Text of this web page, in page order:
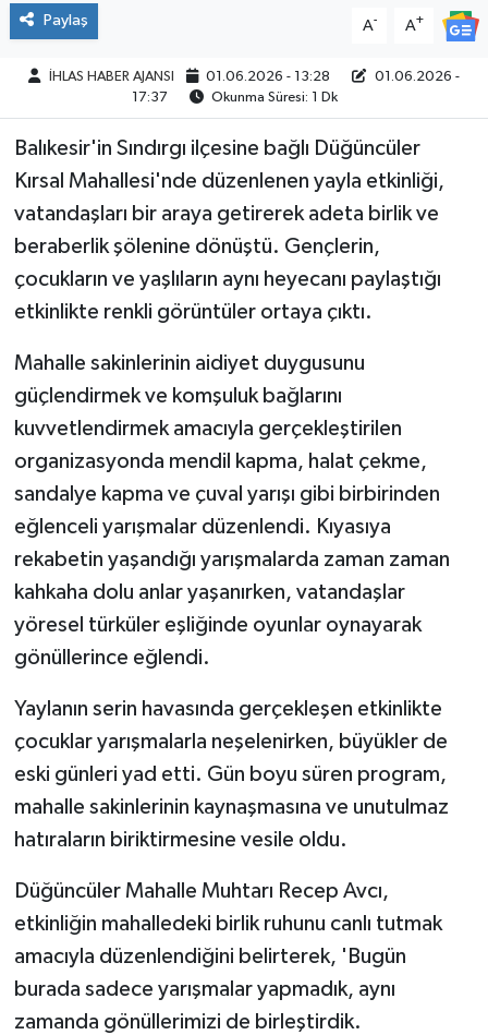
Paylaş A- A+
İHLAS HABER AJANSI 01.06.2026 - 13:28
01.06.2026 -
17:37
Okunma Süresi: 1 Dk
Balıkesir'in Sındırgı ilçesine bağlı Düğüncüler
Kırsal Mahallesi'nde düzenlenen yayla etkinliği,
vatandaşları bir araya getirerek adeta birlik ve
beraberlik şölenine dönüştü. Gençlerin,
çocukların ve yaşlıların aynı heyecanı paylaştığı
etkinlikte renkli görüntüler ortaya çıktı.
Mahalle sakinlerinin aidiyet duygusunu
güçlendirmek ve komşuluk bağlarını
kuvvetlendirmek amacıyla gerçekleştirilen
organizasyonda mendil kapma, halat çekme,
sandalye kapma ve çuval yarışı gibi birbirinden
eğlenceli yarışmalar düzenlendi. Kıyasıya
rekabetin yaşandığı yarışmalarda zaman zaman
kahkaha dolu anlar yaşanırken, vatandaşlar
yöresel türküler eşliğinde oyunlar oynayarak
gönüllerince eğlendi.
Yaylanın serin havasında gerçekleşen etkinlikte
çocuklar yarışmalarla neşelenirken, büyükler de
eski günleri yad etti. Gün boyu süren program,
mahalle sakinlerinin kaynaşmasına ve unutulmaz
hatıraların biriktirmesine vesile oldu.
Düğüncüler Mahalle Muhtarı Recep Avcı,
etkinliğin mahalledeki birlik ruhunu canlı tutmak
amacıyla düzenlendiğini belirterek, 'Bugün
burada sadece yarışmalar yapmadık, aynı
zamanda gönüllerimizi de birleştirdik.